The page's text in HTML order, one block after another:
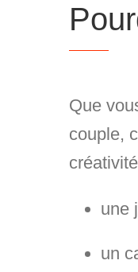
Que
couple,
une
un